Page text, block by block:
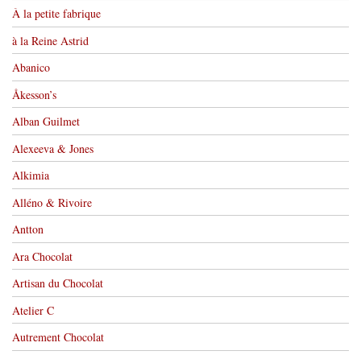
À la petite fabrique
à la Reine Astrid
Abanico
Åkesson’s
Alban Guilmet
Alexeeva & Jones
Alkimia
Alléno & Rivoire
Antton
Ara Chocolat
Artisan du Chocolat
Atelier C
Autrement Chocolat